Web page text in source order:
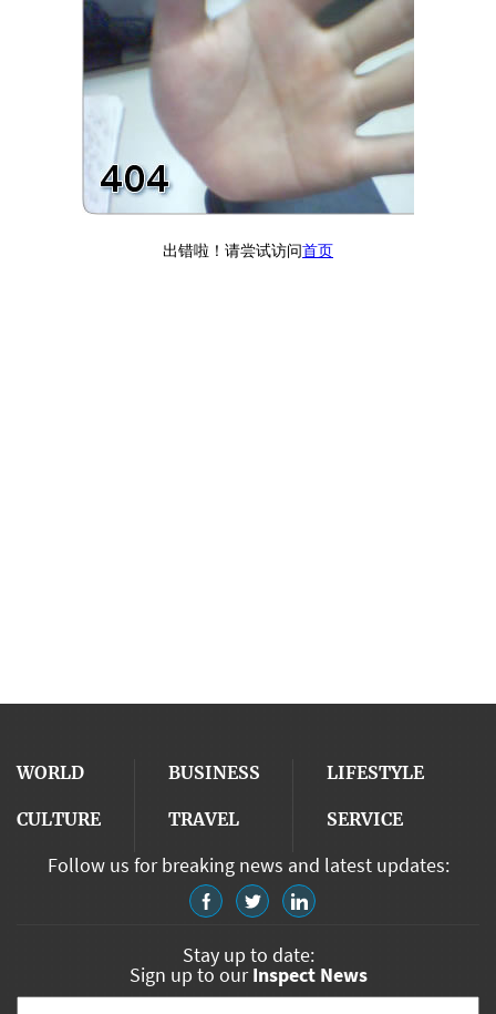
WORLD BUSINESS LIFESTYLE
CULTURE TRAVEL SERVICE
Follow us for breaking news and latest updates:
Stay up to date:
Sign up to ourInspect News